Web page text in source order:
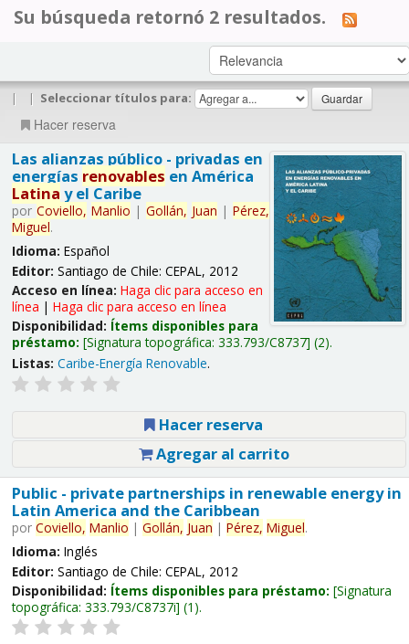
Su búsqueda retornó 2 resultados.
| | Seleccionar títulos para:
Hacer reserva
Las alianzas público - privadas en
energías renovables en América
Latina y el Caribe
por Coviello, Manlio | Gollán, Juan | Pérez,
Miguel.
Idioma: Español
Editor: Santiago de Chile: CEPAL, 2012
Acceso en línea: Haga clic para acceso en
línea | Haga clic para acceso en línea
Disponibilidad: Ítems disponibles para
préstamo: Signatura topográfica: 333.793/C8737 (2).
Listas: Caribe-Energía Renovable.
Hacer reserva
Agregar al carrito
Public - private partnerships in renewable energy in
Latin America and the Caribbean
por Coviello, Manlio | Gollán, Juan | Pérez, Miguel.
Idioma: Inglés
Editor: Santiago de Chile: CEPAL, 2012
Disponibilidad: Ítems disponibles para préstamo: Signatura
topográfica: 333.793/C8737i (1).